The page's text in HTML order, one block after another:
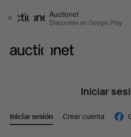
Cerrar
Auctionet
Disponible en Google Play
Iniciar
Iniciar sesión Crear cuenta